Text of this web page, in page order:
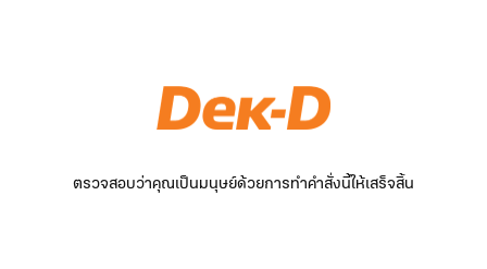
ตรวจสอบว่าคุณเป็นมนุษย์ด้วยการทำคำสั่งนี้ให้เสร็จสิ้น